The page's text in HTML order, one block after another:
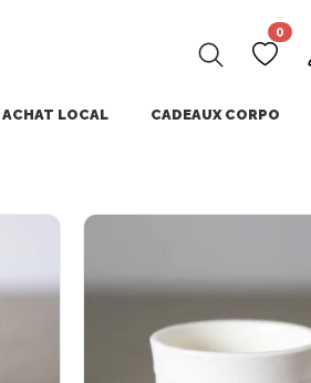
0
ACHAT LOCAL CADEAUX CORPO